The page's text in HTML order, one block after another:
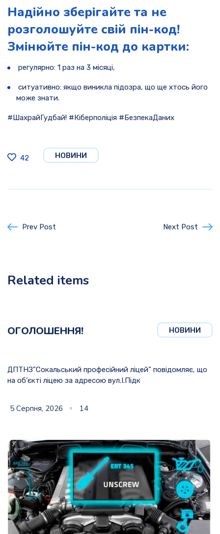
Надійно зберігайте та не
розголошуйте свій пін-код!
Змінюйте пін-код до картки:
регулярно: 1 раз на 3 місяці,
ситуативно: якщо виникла підозра, що ще хтось його
може знати.
#ШахрайГудбай! #Кіберполіція #БезпекаДаних
42 НОВИНИ
Prev Post Next Post
Related items
НОВИНИ
ОГОЛОШЕННЯ!
ДПТНЗ”Сокальський професійний ліцей” повідомляє, що
на об’єкті ліцею за адресою вул.І.Підк
5 Серпня, 2026 14